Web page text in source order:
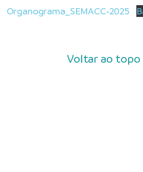
Organograma_SEMACC-2025
Voltar ao topo